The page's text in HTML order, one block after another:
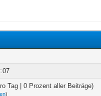
Tag | 0 Prozent aller Beiträge)
)